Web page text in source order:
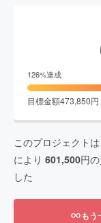
126%達成
目標金額473,850円
このプロジェクトは
により 601,500円
した
もう